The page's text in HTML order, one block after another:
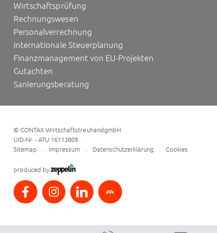
Wirtschaftsprüfung
Rechnungswesen
Personalverrechnung
Internationale Steuerplanung
Finanzmanagement von EU-Projekten
Gutachten
Sanierungsberatung
©CONTAX WirtschaftstreuhandgmbH
UID-Nr. - ATU 16113809
Sitemap
Impressum Datenschutzerklärung Cookies
produced by